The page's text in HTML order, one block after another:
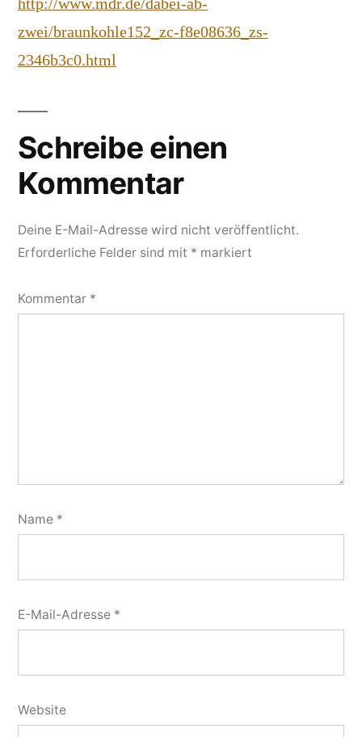
zwei/braunkohle152_zc-f8e08636_zs-
2346b3c0.html
Schreibe einen
Kommentar
Deine E-Mail-Adresse wird nicht veröffentlicht.
Erforderliche Felder sind mit * markiert
Kommentar *
Name *
E-Mail-Adresse *
Website